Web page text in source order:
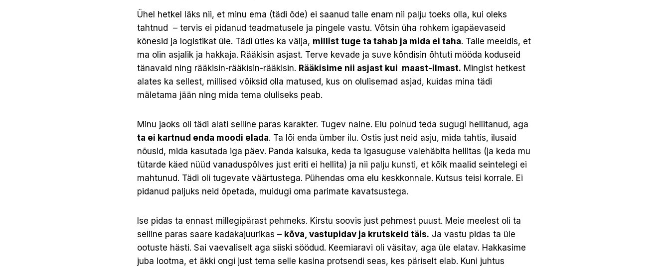
Ühel hetkel läks nii, et minu ema (tädi õde) ei saanud talle enam nii palju toeks olla, kui oleks
tahtnud – tervis ei pidanud teadmatusele ja pingele vastu. Võtsin üha rohkem igapäevaseid
kõnesid ja logistikat üle. Tädi ütles ka välja, millist tuge ta tahab ja mida ei taha. Talle meeldis, et
ma olin asjalik ja hakkaja. Rääkisin asjast. Terve kevade ja suve kõndisin õhtuti mööda koduseid
tänavaid ning rääkisin-rääkisin-rääkisin. Rääkisime nii asjast kui maast-ilmast. Mingist hetkest
alates ka sellest, millised võiksid olla matused, kus on olulisemad asjad, kuidas mina tädi
mäletama jään ning mida tema oluliseks peab.
Minu jaoks oli tädi alati selline paras karakter. Tugev naine. Elu polnud teda sugugi hellitanud, aga
ta ei kartnud enda moodi elada. Ta lõi enda ümber ilu. Ostis just neid asju, mida tahtis, ilusaid
nõusid, mida kasutada iga päev. Panda kaisuka, keda ta igasuguse valehäbita hellitas (ja keda mu
tütarde käed nüüd vanaduspõlves just eriti ei hellita) ja nii palju kunsti, et kõik maalid seintelegi ei
mahtunud. Tädi oli tugevate väärtustega. Pühendas oma elu keskkonnale. Kutsus teisi korrale. Ei
pidanud paljuks neid õpetada, muidugi oma parimate kavatsustega.
Ise pidas ta ennast millegipärast pehmeks. Kirstu soovis just pehmest puust. Meie meelest oli ta
selline paras saare kadakajuurikas – kõva, vastupidav ja krutskeid täis. Ja vastu pidas ta üle
ootuste hästi. Sai vaevaliselt aga siiski söödud. Keemiaravi oli väsitav, aga üle elatav. Hakkasime
juba lootma, et äkki ongi just tema selle kasina protsendi seas, kes päriselt elab. Kuni juhtus